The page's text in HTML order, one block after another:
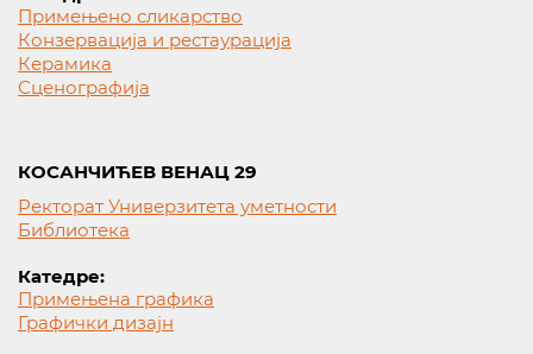
Примењено сликарство
Конзервација и рестаурација
Керамика
Сценографија
КОСАНЧИЋЕВ ВЕНАЦ 29
Ректорат Универзитета уметности
Библиотека
Катедре:
Примењена графика
Графички дизајн